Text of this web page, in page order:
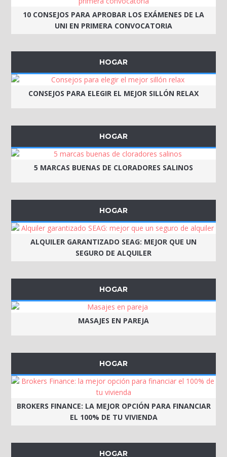
10 CONSEJOS PARA APROBAR LOS EXÁMENES DE LA
UNI EN PRIMERA CONVOCATORIA
HOGAR
CONSEJOS PARA ELEGIR EL MEJOR SILLÓN RELAX
HOGAR
5 MARCAS BUENAS DE CLORADORES SALINOS
HOGAR
ALQUILER GARANTIZADO SEAG: MEJOR QUE UN
SEGURO DE ALQUILER
HOGAR
MASAJES EN PAREJA
HOGAR
BROKERS FINANCE: LA MEJOR OPCIÓN PARA FINANCIAR
EL 100% DE TU VIVIENDA
HOGAR